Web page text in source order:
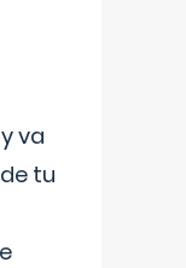
va
tu